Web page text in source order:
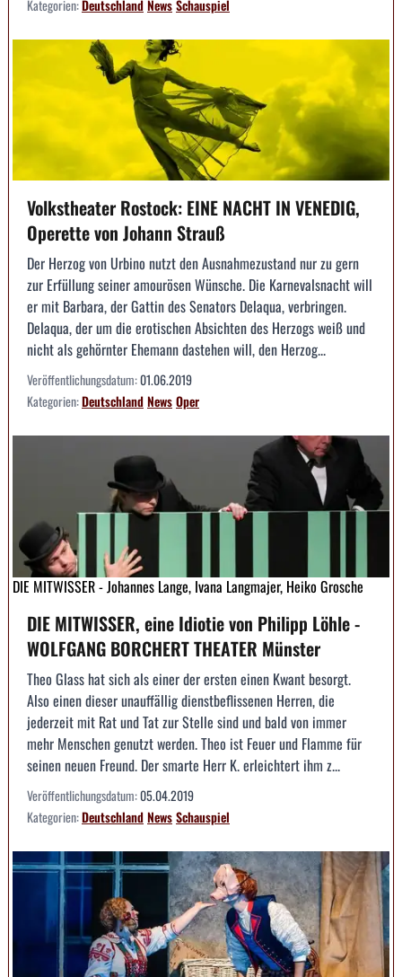
Kategorien:DeutschlandNewsSchauspiel
Volkstheater Rostock: EINE NACHT IN VENEDIG,
Operette von Johann Strauß
Der Herzog von Urbino nutzt den Ausnahmezustand nur zu gern
zur Erfüllung seiner amourösen Wünsche. Die Karnevalsnacht will
er mit Barbara, der Gattin des Senators Delaqua, verbringen.
Delaqua, der um die erotischen Absichten des Herzogs weiß und
nicht als gehörnter Ehemann dastehen will, den Herzog...
Veröffentlichungsdatum:01.06.2019
Kategorien:DeutschlandNewsOper
DIE MITWISSER - Johannes Lange, Ivana Langmajer, Heiko Grosche
DIE MITWISSER, eine Idiotie von Philipp Löhle -
WOLFGANG BORCHERT THEATER Münster
Theo Glass hat sich als einer der ersten einen Kwant besorgt.
Also einen dieser unauffällig dienstbeflissenen Herren, die
jederzeit mit Rat und Tat zur Stelle sind und bald von immer
mehr Menschen genutzt werden. Theo ist Feuer und Flamme für
seinen neuen Freund. Der smarte Herr K. erleichtert ihm z...
Veröffentlichungsdatum:05.04.2019
Kategorien:DeutschlandNewsSchauspiel